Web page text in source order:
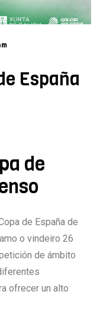
España
de
de España de
o vindeiro 26
de ámbito
ofrecer un alto